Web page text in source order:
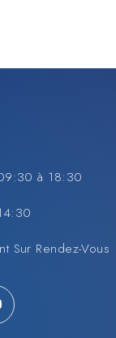
à 18:30
Sur Rendez-Vous